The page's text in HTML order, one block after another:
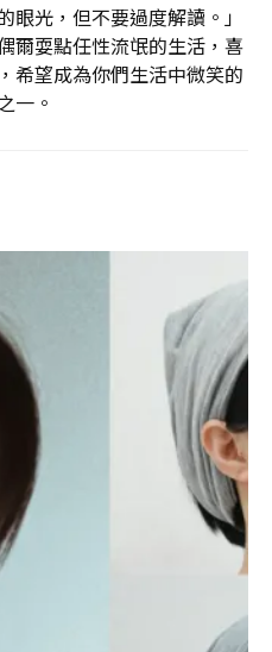
眼光，但不要過度解讀。」
爾耍點任性流氓的生活，喜
希望成為你們生活中微笑的
一。